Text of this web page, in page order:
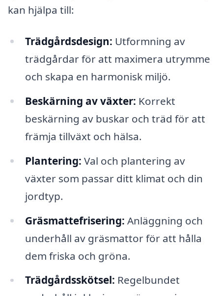
kan hjälpa till:
Trädgårdsdesign: Utformning av
trädgårdar för att maximera utrymme
och skapa en harmonisk miljö.
Beskärning av växter: Korrekt
beskärning av buskar och träd för att
främja tillväxt och hälsa.
Plantering: Val och plantering av
växter som passar ditt klimat och din
jordtyp.
Gräsmattefrisering: Anläggning och
underhåll av gräsmattor för att hålla
dem friska och gröna.
Trädgårdsskötsel: Regelbundet